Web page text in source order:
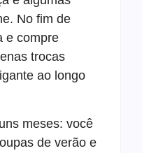
No fim de
e compre
trocas
ao longo
meses: você
de verão e